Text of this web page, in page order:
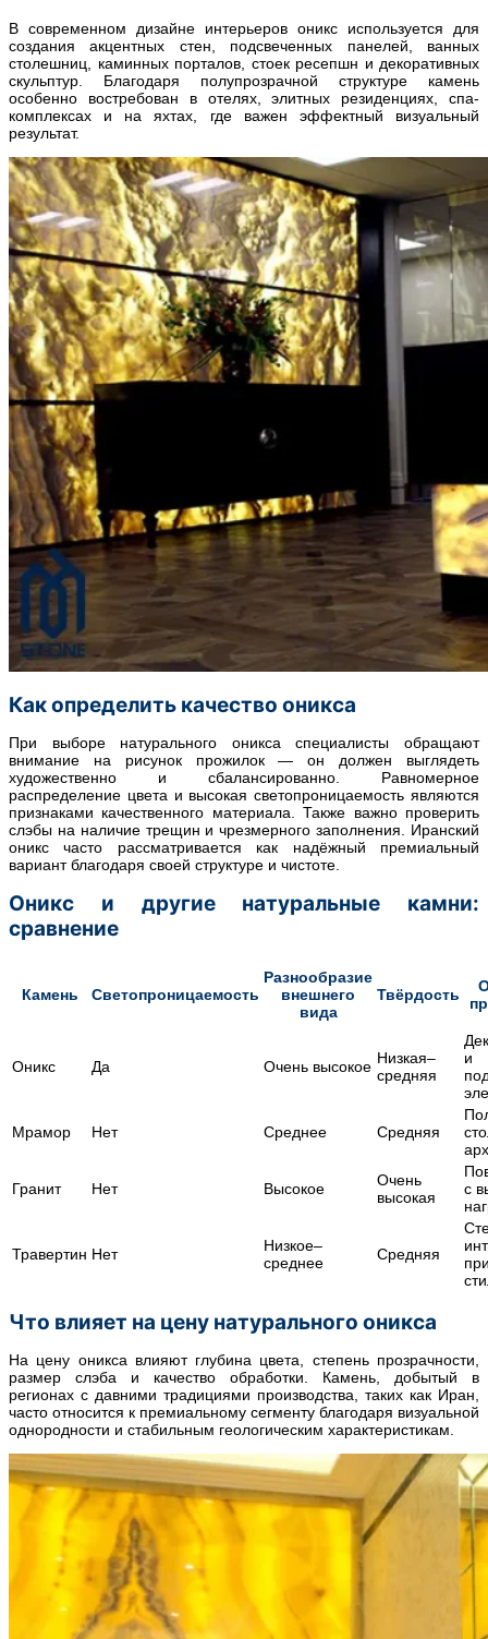
В современном дизайне интерьеров оникс используется для
создания акцентных стен, подсвеченных панелей, ванных
столешниц, каминных порталов, стоек ресепшн и декоративных
скульптур. Благодаря полупрозрачной структуре камень
особенно востребован в отелях, элитных резиденциях, спа-
комплексах и на яхтах, где важен эффектный визуальный
результат.
Как определить качество оникса
При выборе натурального оникса специалисты обращают
внимание на рисунок прожилок — он должен выглядеть
художественно и сбалансированно. Равномерное
распределение цвета и высокая светопроницаемость являются
признаками качественного материала. Также важно проверить
слэбы на наличие трещин и чрезмерного заполнения. Иранский
оникс часто рассматривается как надёжный премиальный
вариант благодаря своей структуре и чистоте.
Оникс и другие натуральные камни:
сравнение
Камень Светопроницаемость
Разнообразие
внешнего
вида
Твёрдость
Оникс Да Очень высокое Низкая–
средняя
и
Мрамор Нет Среднее Средняя
Гранит Нет Высокое
Очень
высокая
с
Травертин Нет
Низкое–
среднее
Средняя
Что влияет на цену натурального оникса
На цену оникса влияют глубина цвета, степень прозрачности,
размер слэба и качество обработки. Камень, добытый в
регионах с давними традициями производства, таких как Иран,
часто относится к премиальному сегменту благодаря визуальной
однородности и стабильным геологическим характеристикам.